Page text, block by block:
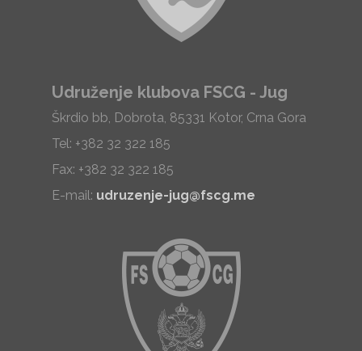
Udruženje klubova FSCG - Jug
Škrdio bb, Dobrota, 85331 Kotor, Crna Gora
Tel: +382 32 322 185
Fax: +382 32 322 185
E-mail: udruzenje-jug@fscg.me